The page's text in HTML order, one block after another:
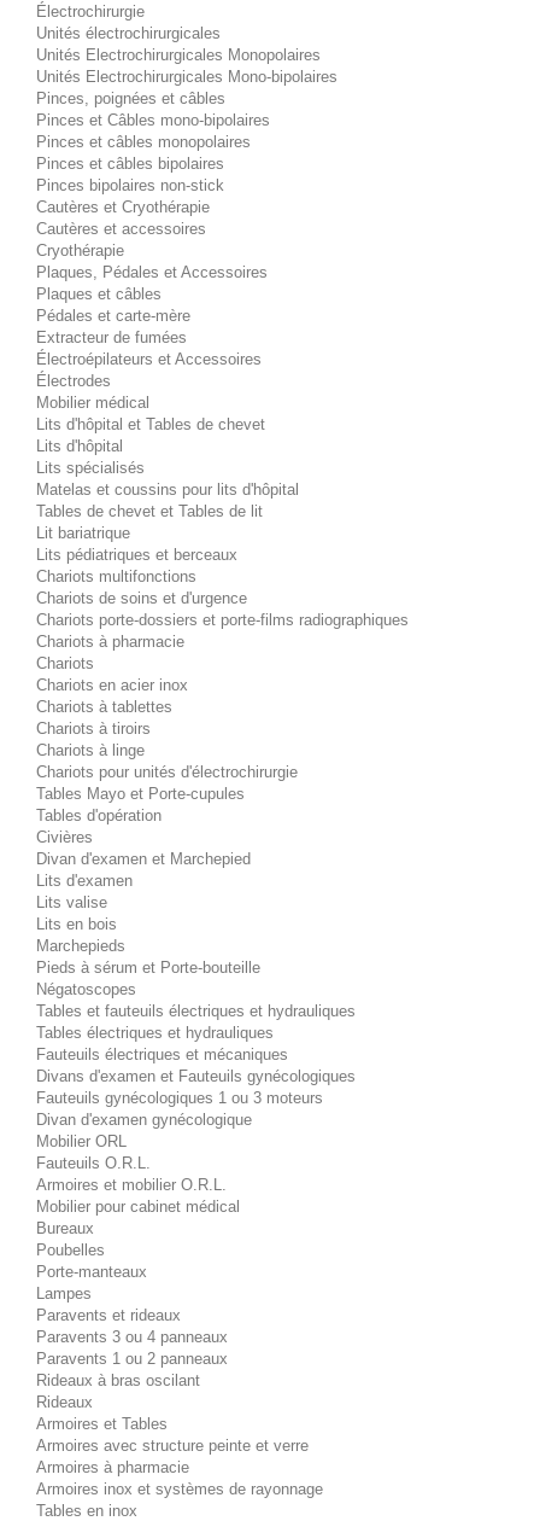
Électrochirurgie
Unités électrochirurgicales
Unités Electrochirurgicales Monopolaires
Unités Electrochirurgicales Mono-bipolaires
Pinces, poignées et câbles
Pinces et Câbles mono-bipolaires
Pinces et câbles monopolaires
Pinces et câbles bipolaires
Pinces bipolaires non-stick
Cautères et Cryothérapie
Cautères et accessoires
Cryothérapie
Plaques, Pédales et Accessoires
Plaques et câbles
Pédales et carte-mère
Extracteur de fumées
Électroépilateurs et Accessoires
Électrodes
Mobilier médical
Lits d'hôpital et Tables de chevet
Lits d'hôpital
Lits spécialisés
Matelas et coussins pour lits d'hôpital
Tables de chevet et Tables de lit
Lit bariatrique
Lits pédiatriques et berceaux
Chariots multifonctions
Chariots de soins et d'urgence
Chariots porte-dossiers et porte-films radiographiques
Chariots à pharmacie
Chariots
Chariots en acier inox
Chariots à tablettes
Chariots à tiroirs
Chariots à linge
Chariots pour unités d'électrochirurgie
Tables Mayo et Porte-cupules
Tables d'opération
Civières
Divan d'examen et Marchepied
Lits d'examen
Lits valise
Lits en bois
Marchepieds
Pieds à sérum et Porte-bouteille
Négatoscopes
Tables et fauteuils électriques et hydrauliques
Tables électriques et hydrauliques
Fauteuils électriques et mécaniques
Divans d'examen et Fauteuils gynécologiques
Fauteuils gynécologiques 1 ou 3 moteurs
Divan d'examen gynécologique
Mobilier ORL
Fauteuils O.R.L.
Armoires et mobilier O.R.L.
Mobilier pour cabinet médical
Bureaux
Poubelles
Porte-manteaux
Lampes
Paravents et rideaux
Paravents 3 ou 4 panneaux
Paravents 1 ou 2 panneaux
Rideaux à bras oscilant
Rideaux
Armoires et Tables
Armoires avec structure peinte et verre
Armoires à pharmacie
Armoires inox et systèmes de rayonnage
Tables en inox